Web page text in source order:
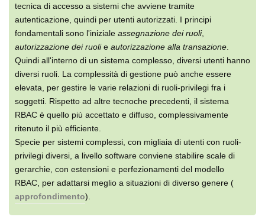
tecnica di accesso a sistemi che avviene tramite
autenticazione, quindi per utenti autorizzati. I principi
fondamentali sono l'iniziale assegnazione dei ruoli,
autorizzazione dei ruolie autorizzazione alla transazione
Quindi all'interno di un sistema complesso, diversi utenti hanno
diversi ruoli. La complessità di gestione può anche essere
elevata, per gestire le varie relazioni di ruoli-privilegi fra i
soggetti. Rispetto ad altre tecnoche precedenti, il sistema
RBAC è quello più accettato e diffuso, complessivamente
ritenuto il più efficiente.
Specie per sistemi complessi, con migliaia di utenti con ruoli-
privilegi diversi, a livello software conviene stabilire scale di
gerarchie, con estensioni e perfezionamenti del modello
RBAC, per adattarsi meglio a situazioni di diverso genere (
approfondimento).